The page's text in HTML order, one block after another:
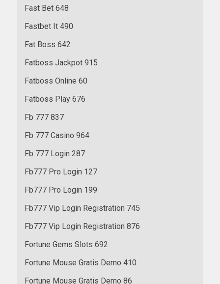
Fast Bet 648
Fastbet It 490
Fat Boss 642
Fatboss Jackpot 915
Fatboss Online 60
Fatboss Play 676
Fb 777 837
Fb 777 Casino 964
Fb 777 Login 287
Fb777 Pro Login 127
Fb777 Pro Login 199
Fb777 Vip Login Registration 745
Fb777 Vip Login Registration 876
Fortune Gems Slots 692
Fortune Mouse Gratis Demo 410
Fortune Mouse Gratis Demo 86